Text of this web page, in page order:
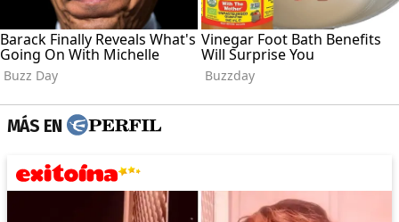
MÁS EN